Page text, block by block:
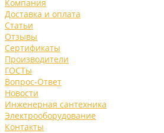
Компания
Доставка и оплата
Статьи
Отзывы
Сертификаты
Производители
ГОСТы
Вопрос-Ответ
Новости
Инженерная сантехника
Электрооборудование
Контакты